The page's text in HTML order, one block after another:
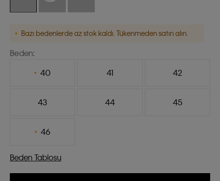
Bazı bedenlerde az stok kaldı. Tükenmeden satın alın.
Beden:
40
41 42
43 44 45
46
Beden Tablosu